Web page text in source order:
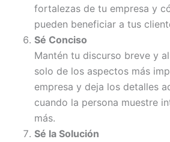
fortalezas de tu empresa y
pueden beneficiar a tus
Sé Conciso
Mantén tu discurso breve y
solo de los aspectos más
empresa y deja los detalles
cuando la persona muestre
más.
Sé la Solución